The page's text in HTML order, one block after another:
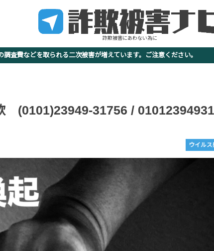
詐欺被害にあわない為に
調査費などを取られる二次被害が増えています。ご注意ください
(0101)23949-31756 /
ウイル